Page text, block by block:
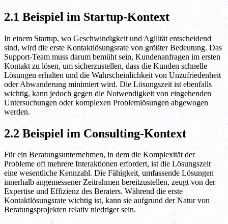
2.1 Beispiel im Startup-Kontext
In einem Startup, wo Geschwindigkeit und Agilität entscheidend
sind, wird die erste Kontaktlösungsrate von größter Bedeutung. Das
Support-Team muss darum bemüht sein, Kundenanfragen im ersten
Kontakt zu lösen, um sicherzustellen, dass die Kunden schnelle
Lösungen erhalten und die Wahrscheinlichkeit von Unzufriedenheit
oder Abwanderung minimiert wird. Die Lösungszeit ist ebenfalls
wichtig, kann jedoch gegen die Notwendigkeit von eingehenden
Untersuchungen oder komplexen Problemlösungen abgewogen
werden.
2.2 Beispiel im Consulting-Kontext
Für ein Beratungsunternehmen, in dem die Komplexität der
Probleme oft mehrere Interaktionen erfordert, ist die Lösungszeit
eine wesentliche Kennzahl. Die Fähigkeit, umfassende Lösungen
innerhalb angemessener Zeitrahmen bereitzustellen, zeugt von der
Expertise und Effizienz des Beraters. Während die erste
Kontaktlösungsrate wichtig ist, kann sie aufgrund der Natur von
Beratungsprojekten relativ niedriger sein.